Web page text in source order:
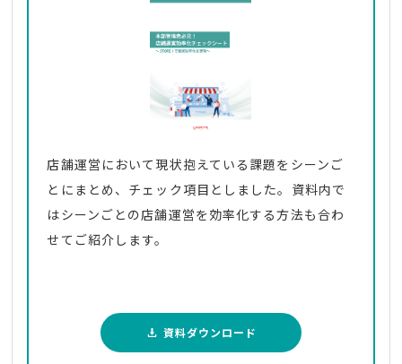
店舗運営において現状抱えている課題をシーンご
とにまとめ、チェック項目としました。資料内で
はシーンごとの店舗運営を効率化する方法も合わ
せてご紹介します。
資料ダウンロード